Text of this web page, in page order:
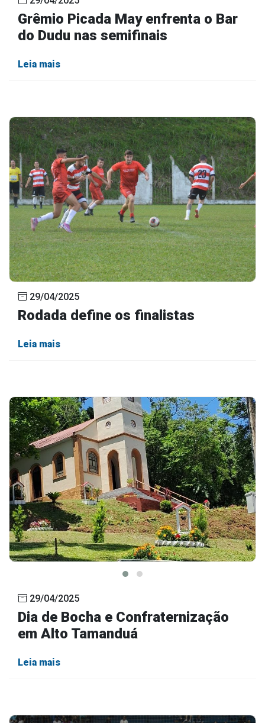
Grêmio Picada May enfrenta o Bar
do Dudu nas semifinais
Leia mais
29/04/2025
Rodada define os finalistas
Leia mais
29/04/2025
Dia de Bocha e Confraternização
em Alto Tamanduá
Leia mais